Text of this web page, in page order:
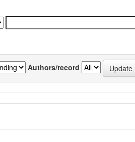
Authors/record